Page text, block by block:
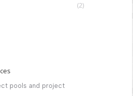
(2)
pools and project